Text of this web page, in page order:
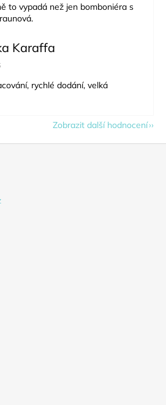
to vypadá než jen bomboniéra s
Karaffa
obchodu je 5 z 5 hvězdiček.
rychlé dodání, velká
Zobrazit další hodnocení